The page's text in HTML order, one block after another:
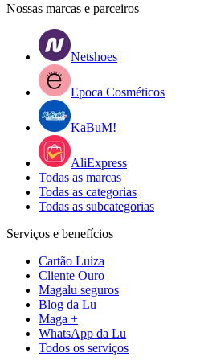
Nossas marcas e parceiros
Netshoes
Epoca Cosméticos
KaBuM!
AliExpress
Todas as marcas
Todas as categorias
Todas as subcategorias
Serviços e benefícios
Cartão Luiza
Cliente Ouro
Magalu seguros
Blog da Lu
Maga +
WhatsApp da Lu
Todos os serviços